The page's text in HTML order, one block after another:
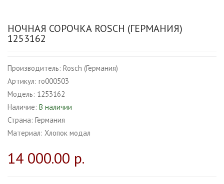
НОЧНАЯ СОРОЧКА ROSCH (ГЕРМАНИЯ)
1253162
Производитель: Rosch (Германия)
Артикул: ro000503
Модель: 1253162
Наличие: В наличии
Страна: Германия
Материал: Хлопок модал
14 000.00 р.